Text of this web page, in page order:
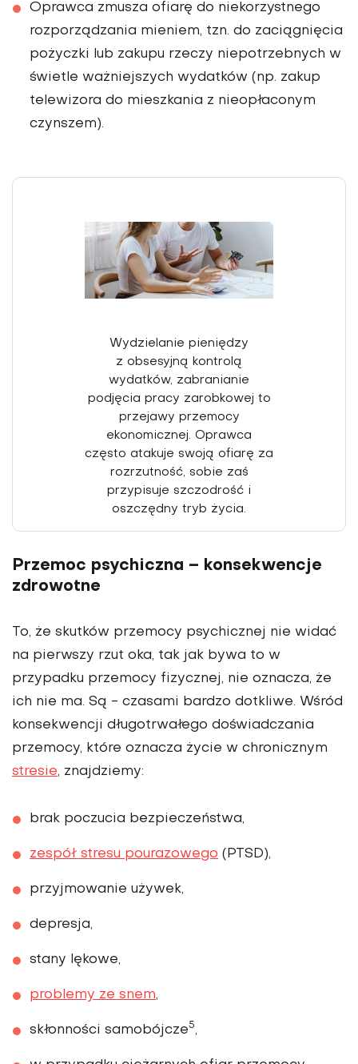
Oprawca zmusza ofiarę do niekorzystnego
rozporządzania mieniem, tzn. do zaciągnięcia
pożyczki lub zakupu rzeczy niepotrzebnych w
świetle ważniejszych wydatków (np. zakup
telewizora do mieszkania z nieopłaconym
czynszem).
Wydzielanie pieniędzy
z obsesyjną kontrolą
wydatków, zabranianie
podjęcia pracy zarobkowej to
przejawy przemocy
ekonomicznej. Oprawca
często atakuje swoją ofiarę za
rozrzutność, sobie zaś
przypisuje szczodrość i
oszczędny tryb życia.
Przemoc psychiczna – konsekwencje
zdrowotne
To, że skutków przemocy psychicznej nie widać
na pierwszy rzut oka, tak jak bywa to w
przypadku przemocy fizycznej, nie oznacza, że
ich nie ma. Są - czasami bardzo dotkliwe. Wśród
konsekwencji długotrwałego doświadczania
przemocy, które oznacza życie w chronicznym
stresie, znajdziemy:
brak poczucia bezpieczeństwa,
zespół stresu pourazowego (PTSD),
przyjmowanie używek,
depresja,
stany lękowe,
problemy ze snem,
skłonności samobójcze5,